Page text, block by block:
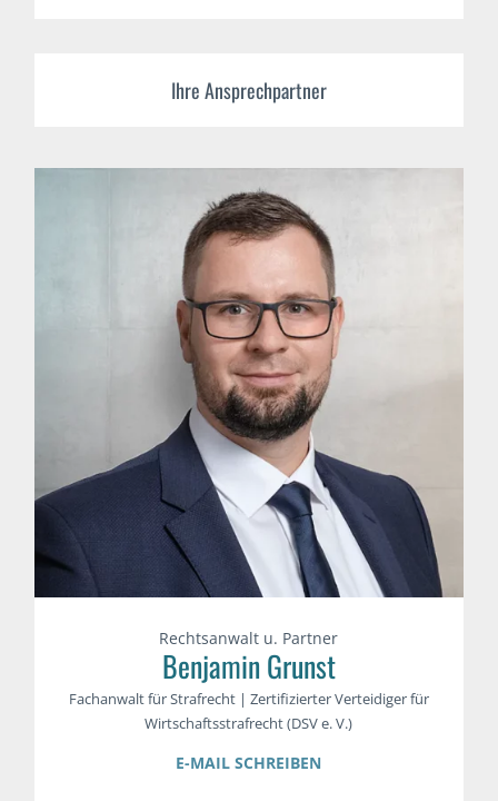
Ihre Ansprechpartner
Rechtsanwalt u. Partner
Benjamin Grunst
Fachanwalt für Strafrecht | Zertifizierter Verteidiger für
Wirtschaftsstrafrecht (DSV e. V.)
E-MAIL SCHREIBEN